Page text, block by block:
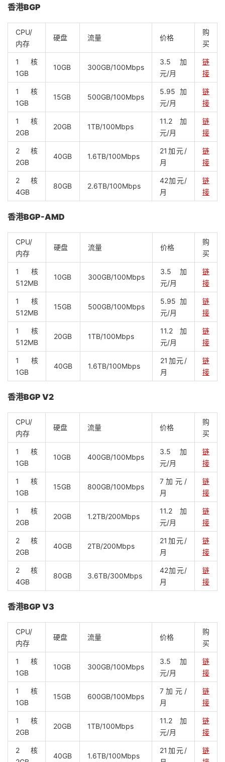
香港BGP
CPU/
内存
硬盘 流量 价格
购
买
1核
1GB
10GB 300GB/100Mbps
3.5加
元/月
链
接
1核
1GB
15GB 500GB/100Mbps
5.95加
元/月
链
接
1核
2GB
20GB 1TB/100Mbps
11.2加
元/月
链
接
2核
2GB
40GB 1.6TB/100Mbps
21加元/
月
链
接
2核
4GB
80GB 2.6TB/100Mbps
42加元/
月
链
接
香港BGP-AMD
CPU/
内存
硬盘 流量 价格
购
买
1核
512MB
10GB 300GB/100Mbps
3.5加
元/月
链
接
1核
512MB
15GB 500GB/100Mbps
5.95加
元/月
链
接
1核
512MB
20GB 1TB/100Mbps
11.2加
元/月
链
接
1核
1GB
40GB 1.6TB/100Mbps
21加元/
月
链
接
香港BGP V2
CPU/
内存
硬盘 流量 价格
购
买
1核
1GB
10GB 400GB/100Mbps
3.5加
元/月
链
接
1核
1GB
15GB 800GB/100Mbps
7加元/
月
链
接
1核
2GB
20GB 1.2TB/200Mbps
11.2加
元/月
链
接
2核
2GB
40GB 2TB/200Mbps
21加元/
月
链
接
2核
4GB
80GB 3.6TB/300Mbps
42加元/
月
链
接
香港BGP V3
CPU/
内存
硬盘 流量 价格
购
买
1核
1GB
10GB 300GB/100Mbps
3.5加
元/月
链
接
1核
1GB
15GB 600GB/100Mbps
7加元/
月
链
接
1核
2GB
20GB 1TB/100Mbps
11.2加
元/月
链
接
2核
40GB 1.6TB/100Mbps
21加元/
链